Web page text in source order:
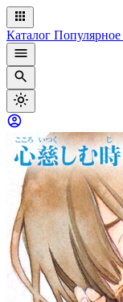
Каталог Популярное